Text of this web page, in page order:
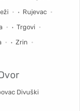
Rujevac
Trgovi
Zrin
Divuški